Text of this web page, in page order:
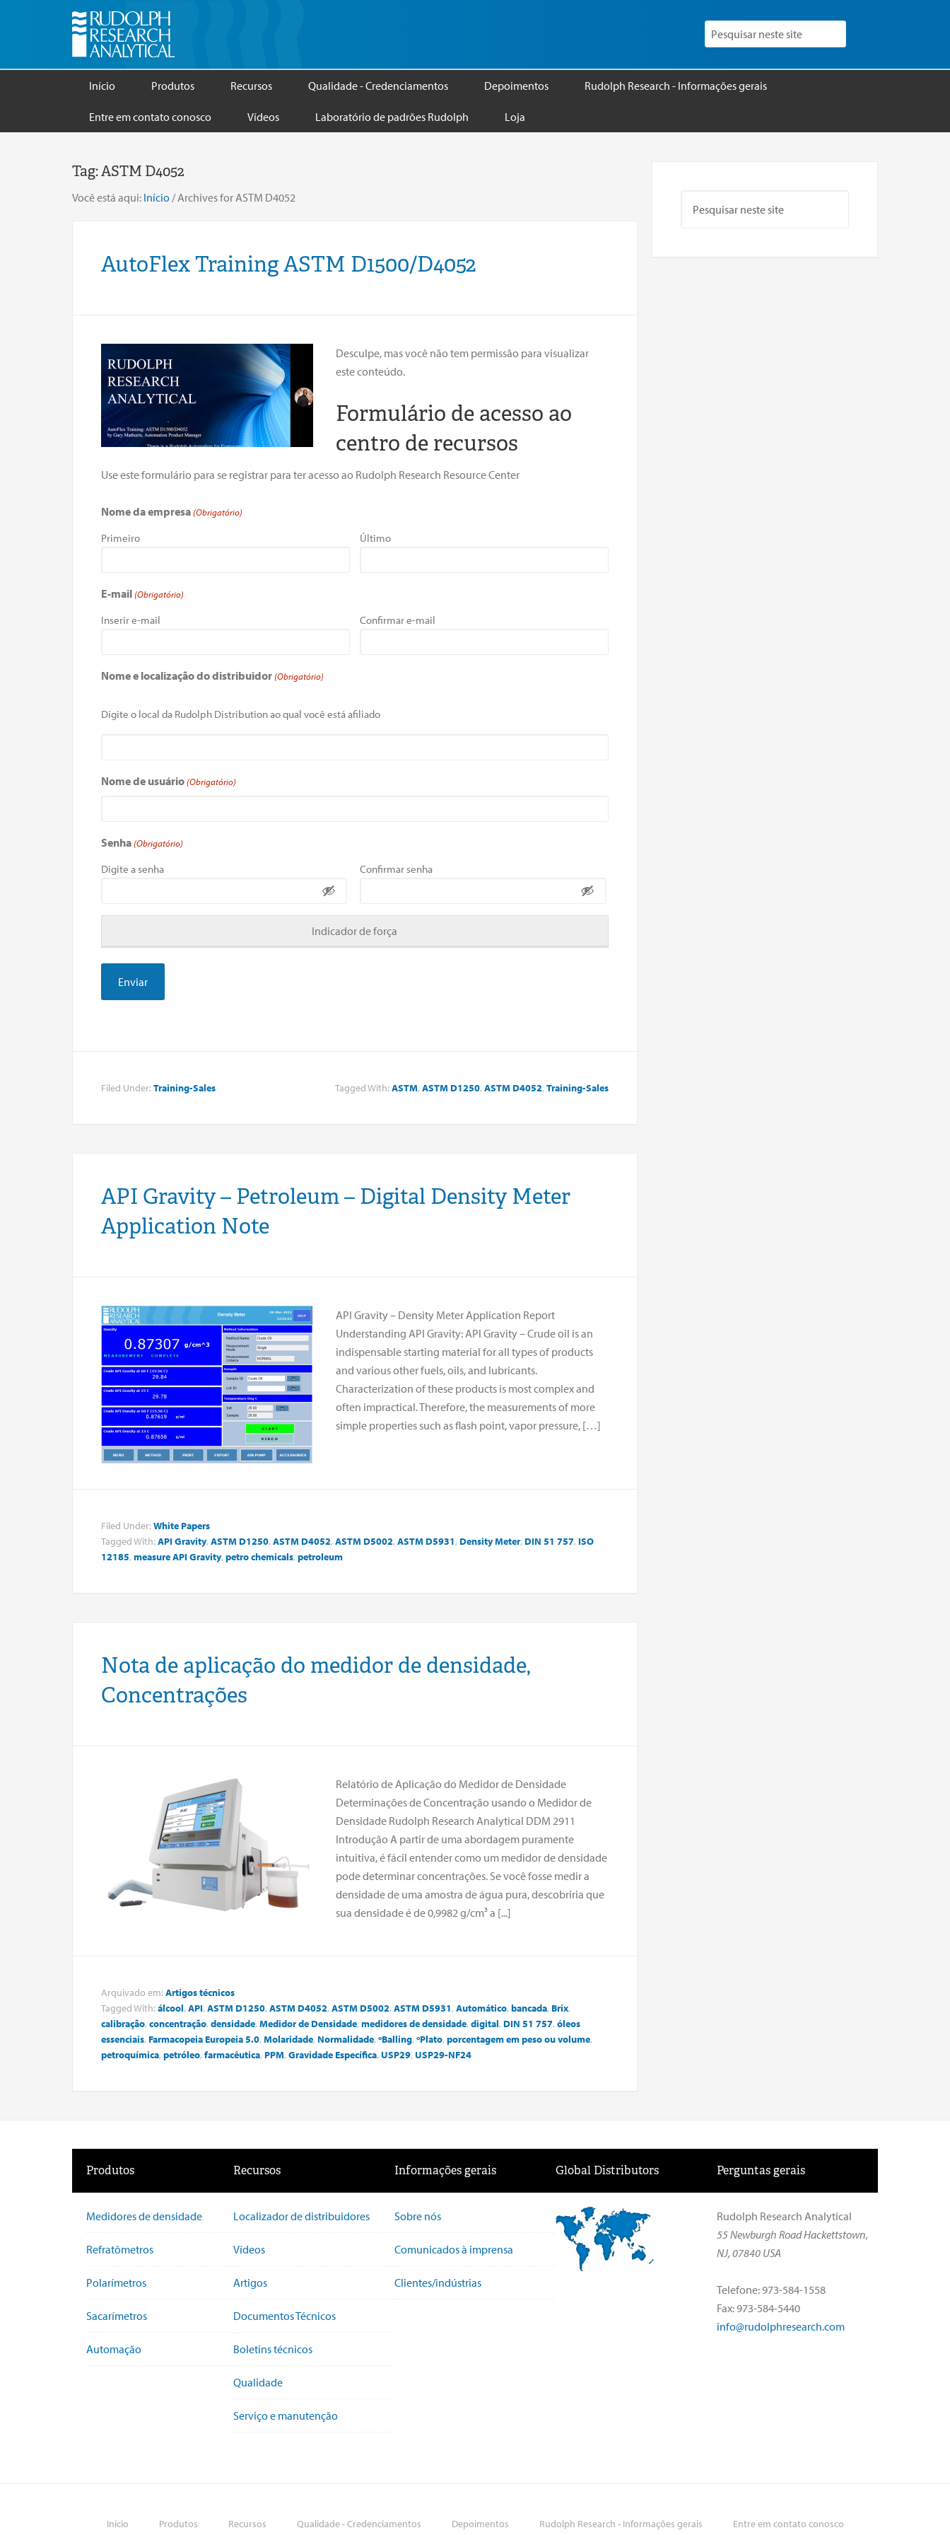
Início Produtos Recursos Qualidade - Credenciamentos Depoimentos Rudolph Research - Informações gerais
Entre em contato conosco Vídeos Laboratório de padrões Rudolph Loja
Tag:ASTM D4052
Você está aqui: Início /Archives for ASTM D4052
AutoFlex Training ASTM D1500/D4052
Desculpe, mas você não tem permissão para visualizar
este conteúdo.
Formulário de acesso ao
centro de recursos
Use este formulário para se registrar para ter acesso ao Rudolph Research Resource Center
Nome da empresa (Obrigatório)
Primeiro Último
E-mail (Obrigatório)
Inserir e-mail Confirmar e-mail
Nome e localização do distribuidor (Obrigatório)
Digite o local da Rudolph Distribution ao qual você está afiliado
Nome de usuário (Obrigatório)
Senha (Obrigatório)
Digite a senha Confirmar senha
Indicador de força
Filed Under: Training-Sales Tagged With: ASTM, ASTM D1250, ASTM D4052, Training-Sales
API Gravity – Petroleum – Digital Density Meter
Application Note
API Gravity – Density Meter Application Report
Understanding API Gravity: API Gravity – Crude oil is an
indispensable starting material for all types of products
and various other fuels, oils, and lubricants.
Characterization of these products is most complex and
often impractical. Therefore, the measurements of more
simple properties such as flash point, vapor pressure, […]
Filed Under: White Papers
Tagged With: API Gravity, ASTM D1250, ASTM D4052, ASTM D5002, ASTM D5931, Density Meter, DIN 51 757, ISO
12185, measure API Gravity, petro chemicals, petroleum
Nota de aplicação do medidor de densidade,
Concentrações
Relatório de Aplicação do Medidor de Densidade
Determinações de Concentração usando o Medidor de
Densidade Rudolph Research Analytical DDM 2911
Introdução A partir de uma abordagem puramente
intuitiva, é fácil entender como um medidor de densidade
pode determinar concentrações. Se você fosse medir a
densidade de uma amostra de água pura, descobriria que
sua densidade é de 0,9982 g/cm³ a [...]
Arquivado em: Artigos técnicos
Tagged With: álcool, API, ASTM D1250, ASTM D4052, ASTM D5002, ASTM D5931, Automático, bancada, Brix,
calibração, concentração, densidade, Medidor de Densidade, medidores de densidade, digital, DIN 51 757, óleos
essenciais, Farmacopeia Europeia 5.0, Molaridade, Normalidade, ºBalling, ºPlato, porcentagem em peso ou volume,
petroquímica, petróleo, farmacêutica, PPM, Gravidade Específica, USP29, USP29-NF24
Produtos
Medidores de densidade
Refratômetros
Polarímetros
Sacarímetros
Automação
Recursos
Localizador de distribuidores
Vídeos
Artigos
Documentos Técnicos
Boletins técnicos
Qualidade
Serviço e manutenção
Informações gerais
Sobre nós
Comunicados à imprensa
Clientes/indústrias
Global Distributors Perguntas gerais
Rudolph Research Analytical
55 Newburgh Road Hackettstown,
NJ, 07840 USA
Telefone: 973-584-1558
Fax: 973-584-5440
info@rudolphresearch.com
Início Produtos Recursos Qualidade - Credenciamentos Depoimentos Rudolph Research - Informações gerais Entre em contato conosco